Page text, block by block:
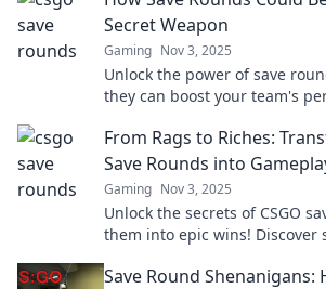
Secret Weapon
Gaming Nov 3, 2025
Unlock the power of save
they can boost your team's
From Rags to Riches:
Save Rounds into
Gaming Nov 3, 2025
Unlock the secrets of CSGO
them into epic wins! Discover
Save Round Shenanigans: